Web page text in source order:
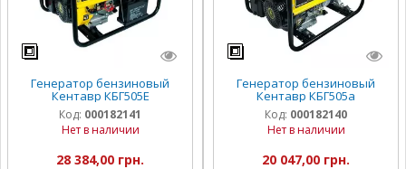
Генератор бензиновый
Кентавр КБГ505E
Код: 000182141
Нет в наличии
28 384,00 грн.
Генератор бензиновый
Кентавр КБГ505а
Код: 000182140
Нет в наличии
20 047,00 грн.